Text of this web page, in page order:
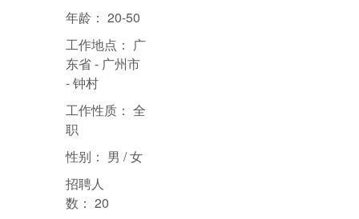
年龄： 20-50
工作地点： 广
东省 - 广州市
- 钟村
工作性质： 全
职
性别： 男 / 女
招聘人
数： 20